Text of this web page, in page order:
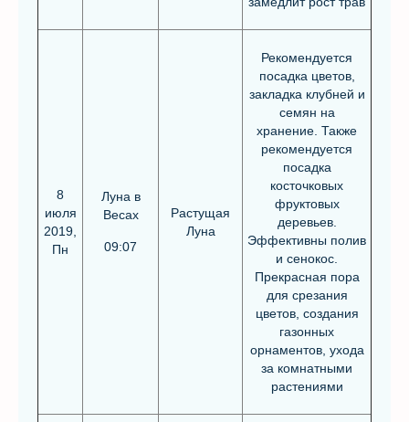
8
июля
2019,
Пн
Луна в
Весах
09:07
Растущая
Луна
Рекомендуется
посадка цветов,
закладка клубней и
семян на
хранение. Также
рекомендуется
посадка
косточковых
фруктовых
деревьев.
Эффективны полив
и сенокос.
Прекрасная пора
для срезания
цветов, создания
газонных
орнаментов, ухода
за комнатными
растениями